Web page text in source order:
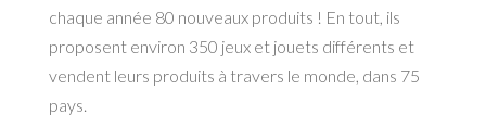
chaque année 80 nouveaux produits ! En tout, ils
proposent environ 350 jeux et jouets différents et
vendent leurs produits à travers le monde, dans 75
pays.